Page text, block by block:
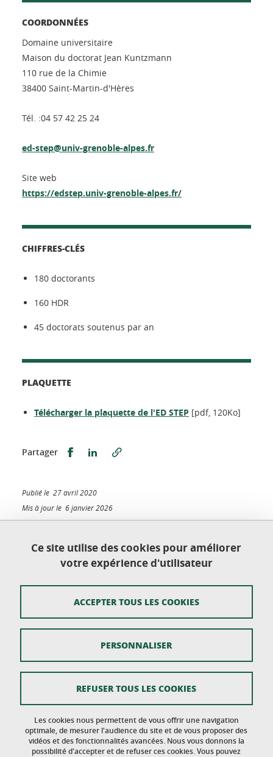
COORDONNÉES
Domaine universitaire
Maison du doctorat Jean Kuntzmann
110 rue de la Chimie
38400 Saint-Martin-d'Hères
Tél. :04 57 42 25 24
ed-step@univ-grenoble-alpes.fr
Site web
https://edstep.univ-grenoble-alpes.fr/
CHIFFRES-CLÉS
180 doctorants
160 HDR
45 doctorats soutenus par an
PLAQUETTE
Télécharger la plaquette de l'ED STEP [pdf, 120Ko]
Partager Partager sur Facebook
Partager sur LinkedIn
Publié le 27 avril 2020
Mis à jour le 6 janvier 2026
Ecole doctorale Langues, Littératures et Sciences
Humaines
GRENOBLE CEDEX 9
Mentions légales
Données personnelles
Crédits
Ce site utilise des cookies pour améliorer
votre expérience d'utilisateur
Les cookies nous permettent de vous offrir une navigation
optimale, de mesurer l'audience du site et de vous proposer des
vidéos et des fonctionnalités avancées. Nous vous donnons la
possibilité d'accepter et de refuser ces cookies. Vous pouvez
ACCEPTER TOUS LES COOKIES
REFUSER TOUS LES COOKIES
PERSONNALISER